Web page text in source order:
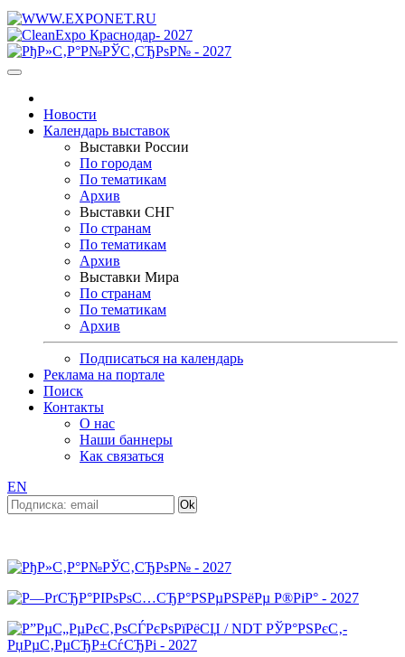
Новости
Календарь выставок
Выставки России
По городам
По тематикам
Архив
Выставки СНГ
По странам
По тематикам
Архив
Выставки Мира
По странам
По тематикам
Архив
Подписаться на календарь
Реклама на портале
Поиск
Контакты
О нас
Наши баннеры
Как связаться
EN